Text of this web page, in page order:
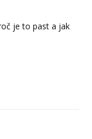
je to past a jak